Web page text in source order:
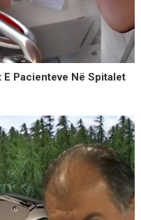
E Pacienteve Në Spitalet